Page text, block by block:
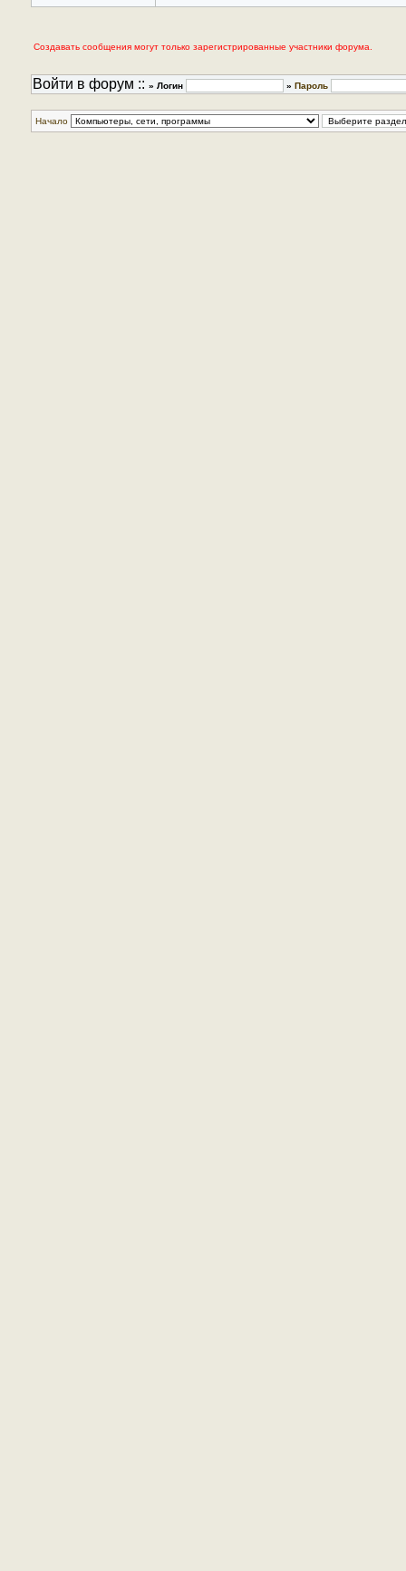
Создавать сообщения могут только зарегистрированные участники форума.
Войти в форум :: » Логин » Пароль
Начало